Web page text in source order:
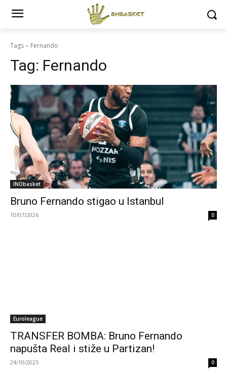
Tags Fernando
Tag: Fernando
INObasket
Bruno Fernando stigao u Istanbul
10/07/2026 0
Euroleague
TRANSFER BOMBA: Bruno Fernando
napušta Real i stiže u Partizan!
24/10/2025 0